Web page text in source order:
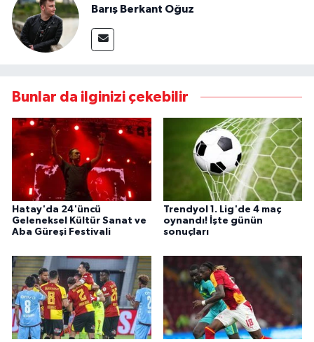
Barış Berkant Oğuz
Bunlar da ilginizi çekebilir
Hatay'da 24'üncü
Geleneksel Kültür Sanat ve
Aba Güreşi Festivali
Trendyol 1. Lig'de 4 maç
oynandı! İşte günün
sonuçları